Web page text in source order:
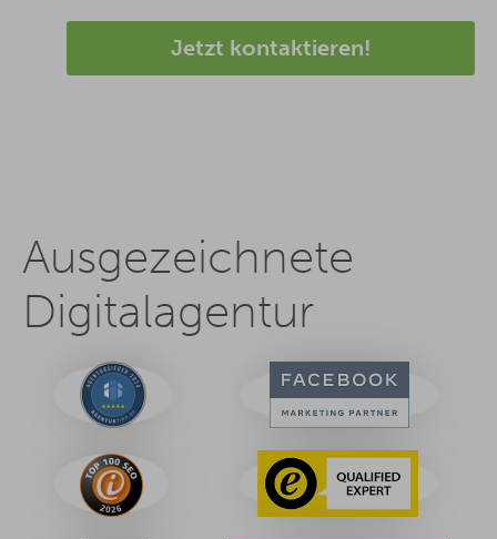
Jetzt kontaktieren!
Ausgezeichnete
Digitalagentur